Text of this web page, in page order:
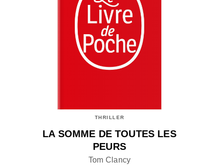
THRILLER
LA SOMME DE TOUTES LES
PEURS
Tom Clancy